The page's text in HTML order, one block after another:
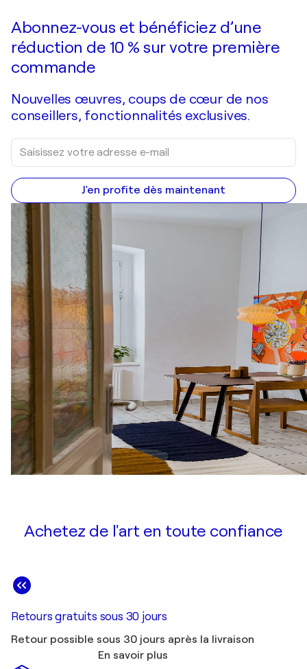
Abonnez-vous et bénéficiez d’une
réduction de 10 % sur votre première
commande
Nouvelles œuvres, coups de cœur de nos
conseillers, fonctionnalités exclusives.
J'en profite dès maintenant
Achetez de l'art en toute confiance
Retours gratuits sous 30 jours
Retour possible sous 30 jours après la livraison
En savoir plus